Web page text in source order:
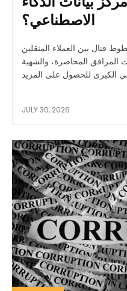
الاصطناعي؟
قتال بين العملاء المثقلين
المرافق المحاصرة، والشهية
JULY 30, 2026